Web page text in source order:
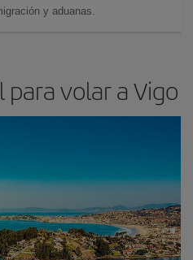
y aduanas.
volar a Vigo